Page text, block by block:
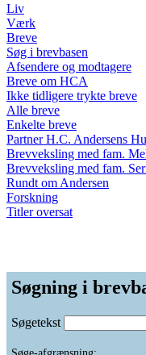
Liv
Værk
Breve
Søg i brevbasen
Afsendere og modtagere
Breve om HCA
Ikke tidligere trykte breve
Alle breve
Enkelte breve
Partner H.C. Andersens
Brevveksling med fam.
Brevveksling med fam.
Rundt om Andersen
Forskning
Titler oversat
Søgning i
Søgetekst